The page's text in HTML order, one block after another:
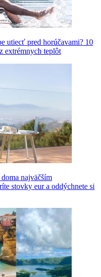
utiecť pred horúčavami? 10
extrémnych teplôt
najväčším
stovky eur a oddýchnete si